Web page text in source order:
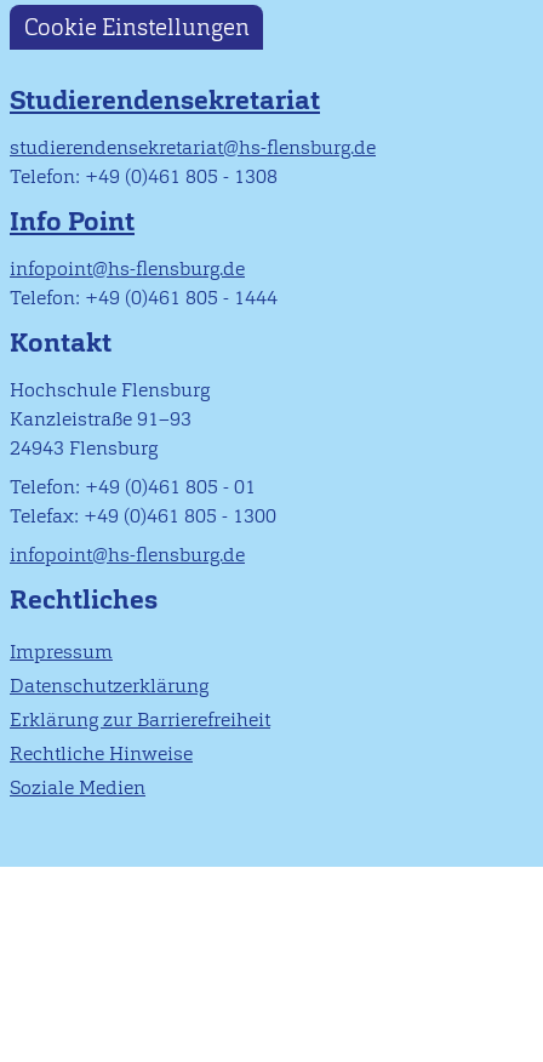
Cookie Einstellungen
Studierendensekretariat
studierendensekretariat@hs-flensburg.de
Telefon: +49 (0)461 805 - 1308
Info Point
infopoint@hs-flensburg.de
Telefon: +49 (0)461 805 - 1444
Kontakt
Hochschule Flensburg
Kanzleistraße 91–93
24943 Flensburg
Telefon: +49 (0)461 805 - 01
Telefax: +49 (0)461 805 - 1300
infopoint@hs-flensburg.de
Rechtliches
Impressum
Datenschutzerklärung
Erklärung zur Barrierefreiheit
Rechtliche Hinweise
Soziale Medien